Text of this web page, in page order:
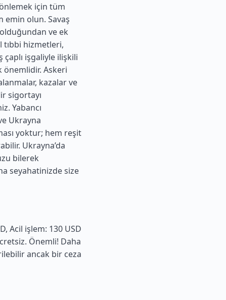
için tüm
emin olun. Savaş
ve ek
tıbbi hizmetleri,
çaplı işgaliyle ilişkili
önemlidir. Askeri
kazalar ve
sigortayı
Yabancı
Ukrayna
yoktur; hem reşit
Ukrayna’da
bilerek
seyahatinizde size
Acil işlem: 130 USD
Önemli! Daha
ancak bir ceza